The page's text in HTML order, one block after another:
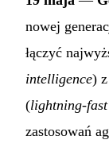
nowej
łączyć
intelligence)
(lightning-
zastosowań